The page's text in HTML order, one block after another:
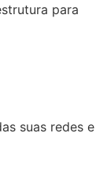
para
suas redes e